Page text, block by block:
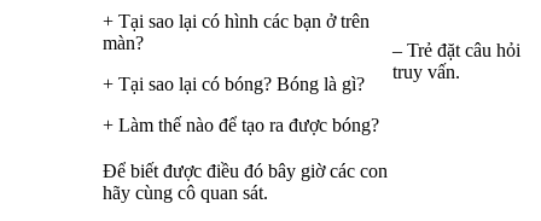
+ Tại sao lại có hình các bạn ở trên
màn?
+ Tại sao lại có bóng? Bóng là gì?
+ Làm thế nào để tạo ra được bóng?
– Trẻ đặt câu hỏi
truy vấn.
Để biết được điều đó bây giờ các con
hãy cùng cô quan sát.